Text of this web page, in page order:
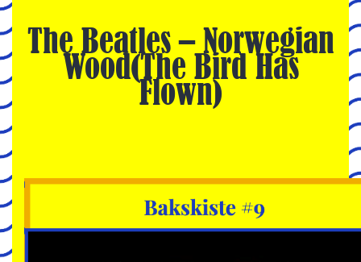
The Beatles – Norwegian
Wood(The Bird Has
Flown)